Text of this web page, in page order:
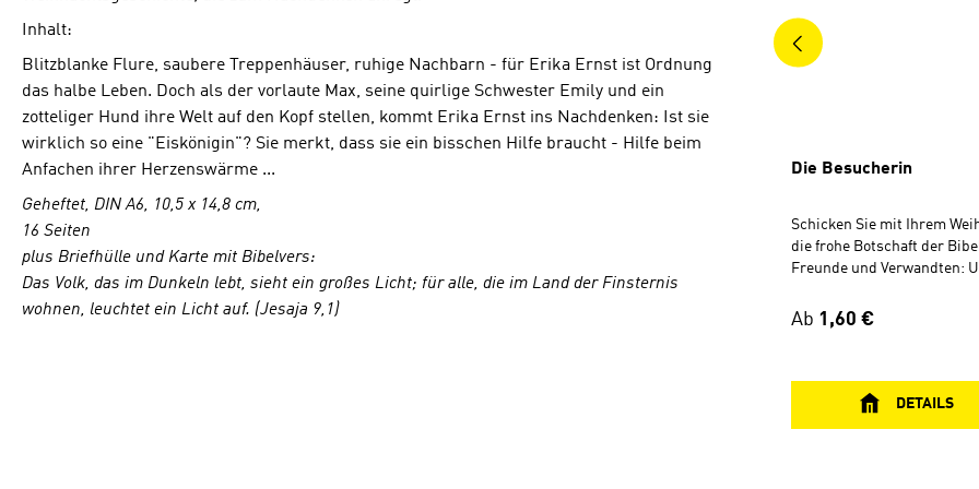
Inhalt:
Blitzblanke Flure, saubere Treppenhäuser, ruhige Nachbarn - für Erika Ernst ist Ordnung
das halbe Leben. Doch als der vorlaute Max, seine quirlige Schwester Emily und ein
zotteliger Hund ihre Welt auf den Kopf stellen, kommt Erika Ernst ins Nachdenken: Ist sie
wirklich so eine "Eiskönigin"? Sie merkt, dass sie ein bisschen Hilfe braucht - Hilfe beim
Anfachen ihrer Herzenswärme ...
Geheftet, DIN A6, 10,5 x 14,8 cm,
16 Seiten
plus Briefhülle und Karte mit Bibelvers:
Das Volk, das im Dunkeln lebt, sieht ein großes Licht; für alle, die im Land der Finsternis
wohnen, leuchtet ein Licht auf. (Jesaja 9,1)
Die Besucherin
Schicken Sie mit Ihrem
die frohe Botschaft der
Freunde und Verwandten:
fröhliche oder besinnliche
nur den Altar für den
doch eine obdachlose
Regulärer Preis:
Ab 1,60 €
DETAILS